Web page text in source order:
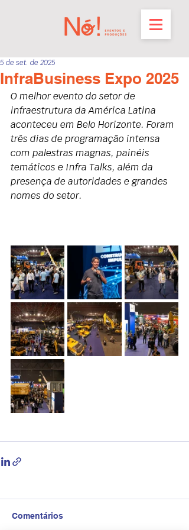
InfraBusiness Expo 2025
5 de set. de 2025
O melhor evento do setor de
infraestrutura da América Latina
aconteceu em Belo Horizonte. Foram
três dias de programação intensa
com palestras magnas, painéis
temáticos e Infra Talks, além da
presença de autoridades e grandes
nomes do setor.
Comentários